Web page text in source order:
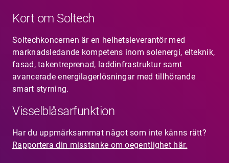
Kort om Soltech
Soltechkoncernen är en helhetsleverantör med
marknadsledande kompetens inom solenergi, elteknik,
fasad, takentreprenad, laddinfrastruktur samt
avancerade energilagerlösningar med tillhörande
smart styrning.
Visselblåsarfunktion
Har du uppmärksammat något som inte känns rätt?
Rapportera din misstanke om oegentlighet här.